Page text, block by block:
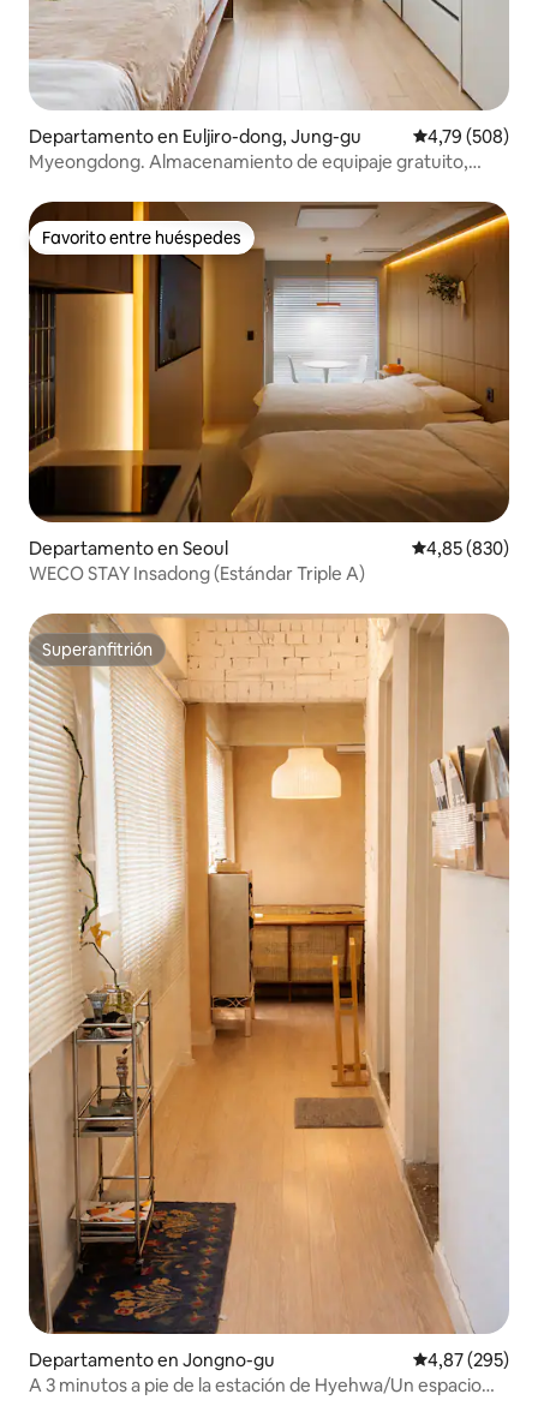
Departamento en Euljiro-dong, Jung-gu Calificación
4,79 (508)
Myeongdong. Almacenamiento de equipaje gratuito,
Favorito entre huéspedes
Favorito entre huéspedes
Departamento en Seoul Calificación
4,85 (830)
WECO STAY Insadong (Estándar Triple A)
Superanfitrión
Superanfitrión
Departamento en Jongno-gu Calificación
4,87 (295)
A 3 minutos a pie de la estación de Hyehwa/Un espacio